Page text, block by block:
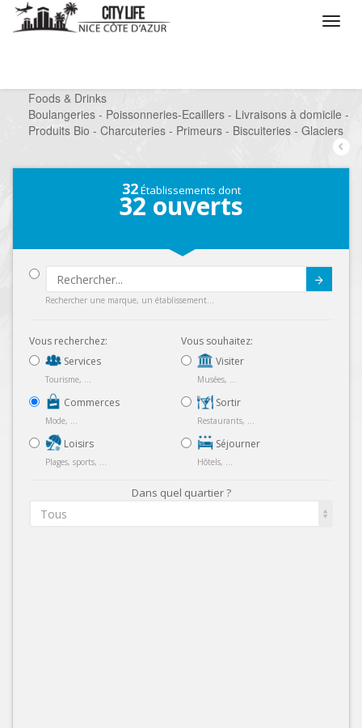
Foods & Drinks
/
Boulangeries - Poissonneries-Ecaillers - Livraisons à domicile -
Produits Bio - Charcuteries - Primeurs - Biscuiteries - Glaciers
32Établissements dont
32 ouverts
Rechercher une marque, un établissement...
Vous recherchez:
Services
Tourisme, ...
Commerces
Mode, ...
Loisirs
Plages, sports, ...
Vous souhaitez:
Visiter
Musées, ...
Sortir
Restaurants, ...
Séjourner
Hôtels, ...
Dans quel quartier ?
Tous